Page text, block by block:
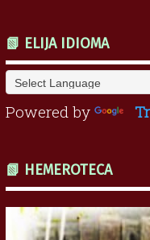
📗 ELIJA IDIOMA
Powered by
📗 HEMEROTECA